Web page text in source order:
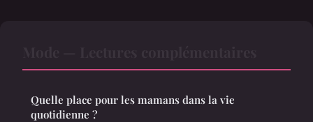
Quelle place pour les mamans dans la vie
quotidienne ?